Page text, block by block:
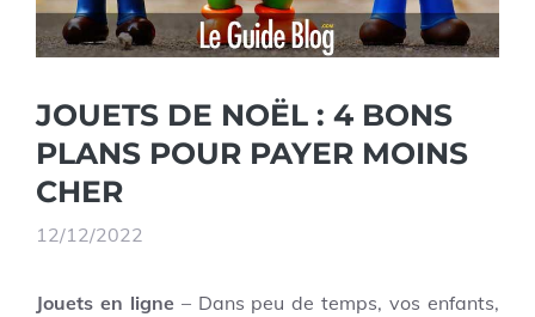
JOUETS DE NOËL : 4 BONS
PLANS POUR PAYER MOINS
CHER
12/12/2022
Jouets en ligne – Dans peu de temps, vos enfants,